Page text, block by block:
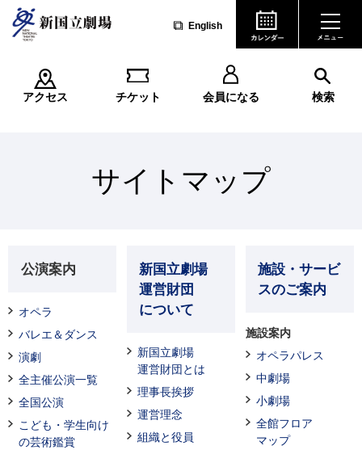
English
アクセス チケット 会員になる 検索
サイトマップ
公演案内
オペラ
バレエ＆ダンス
演劇
全主催公演一覧
全国公演
こども・学生向け
の芸術鑑賞
新国立劇場
運営財団
について
新国立劇場
運営財団とは
理事長挨拶
運営理念
組織と役員
施設・サービ
スのご案内
施設案内
オペラパレス
中劇場
小劇場
全館フロア
マップ